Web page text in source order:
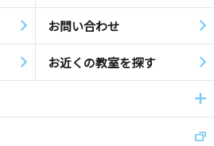
お問い合わせ
お近くの教室を探す